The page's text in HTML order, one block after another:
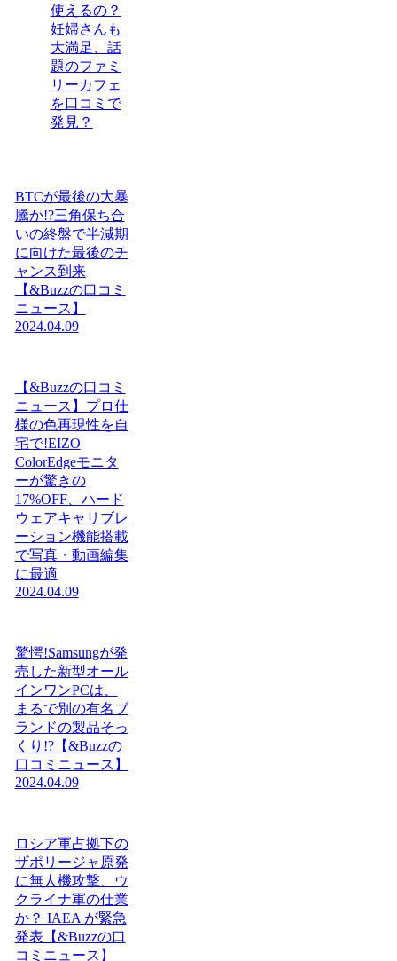
使えるの？
妊婦さんも
大満足、話
題のファミ
リーカフェ
を口コミで
発見？
BTCが最後の大暴
騰か!?三角保ち合
いの終盤で半減期
に向けた最後のチ
ャンス到来
【&Buzzの口コミ
ニュース】
2024.04.09
【&Buzzの口コミ
ニュース】プロ仕
様の色再現性を自
宅で!EIZO
ColorEdgeモニタ
ーが驚きの
17%OFF、ハード
ウェアキャリブレ
ーション機能搭載
で写真・動画編集
に最適
2024.04.09
驚愕!Samsungが発
売した新型オール
インワンPCは、
まるで別の有名ブ
ランドの製品そっ
くり!?【&Buzzの
口コミニュース】
2024.04.09
ロシア軍占拠下の
ザポリージャ原発
に無人機攻撃、ウ
クライナ軍の仕業
か？ IAEA が緊急
発表【&Buzzの口
コミニュース】